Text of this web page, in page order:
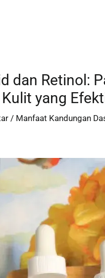
dan Retinol:
yang
/ Manfaat Kandungan